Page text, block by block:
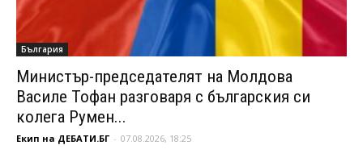
България
Министър-председателят на Молдова
Василе Тофан разговаря с българския си
колега Румен...
Екип на ДЕБАТИ.БГ - 07.08.2026, 18:25